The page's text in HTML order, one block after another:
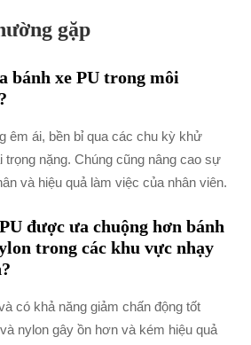
gặp
bánh xe PU trong môi
êm ái, bền bỉ qua các chu kỳ khử
nặng. Chúng cũng nâng cao sự
và hiệu quả làm việc của nhân viên.
được ưa chuộng hơn bánh
trong các khu vực nhạy
có khả năng giảm chấn động tốt
nylon gây ồn hơn và kém hiệu quả